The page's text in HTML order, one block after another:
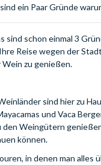
ein Paar Gründe
sind schon einmal 3
Reise wegen der
zu genießen.
sind hier zu
und Vaca
Weingütern
können.
in denen man